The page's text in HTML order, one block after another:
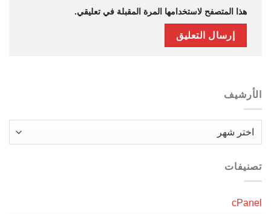
هذا المتصفح لاستخدامها المرة المقبلة في تعليقي.
الأرشيف
الأرشيف
تصنيفات
cPanel